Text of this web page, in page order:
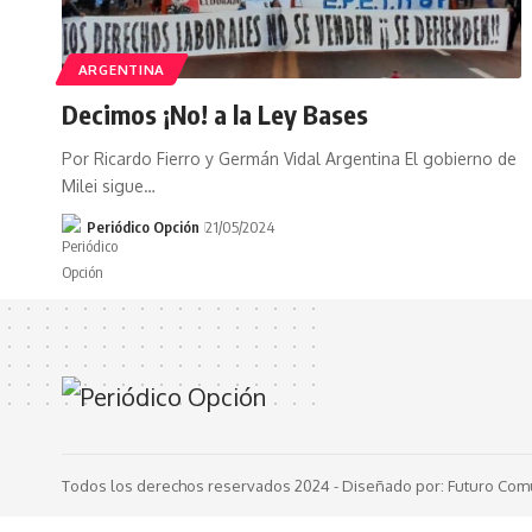
ARGENTINA
Decimos ¡No! a la Ley Bases
Por Ricardo Fierro y Germán Vidal Argentina El gobierno de
Milei sigue…
Periódico Opción 21/05/2024
Todos los derechos reservados 2024 - Diseñado por: Futuro